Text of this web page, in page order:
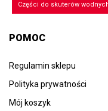
Części do skuterów
POMOC
Regulamin sklepu
Polityka prywatności
Mój koszyk